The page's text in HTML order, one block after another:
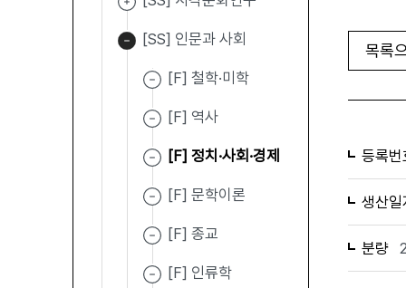
[SS] 인문과 사회
[F] 철학·미학
[F] 역사
[F] 정치·사회·경제
[F] 문학이론
[F] 종교
[F] 인류학
목록
등록번
생산일
분량